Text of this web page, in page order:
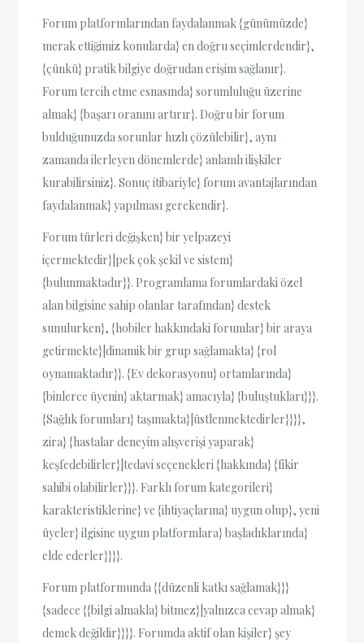
Forum platformlarından faydalanmak {günümüzde}
merak ettiğimiz konularda} en doğru seçimlerdendir},
{çünkü} pratik bilgiye doğrudan erişim sağlanır}.
Forum tercih etme esnasında} sorumluluğu üzerine
almak} {başarı oranını artırır}. Doğru bir forum
bulduğunuzda sorunlar hızlı çözülebilir}, aynı
zamanda ilerleyen dönemlerde} anlamlı ilişkiler
kurabilirsiniz}. Sonuç itibariyle} forum avantajlarından
faydalanmak} yapılması gerekendir}.
Forum türleri değişken} bir yelpazeyi
içermektedir}|pek çok şekil ve sistem}
{bulunmaktadır}}. Programlama forumlardaki özel
alan bilgisine sahip olanlar tarafından} destek
sunulurken}, {hobiler hakkındaki forumlar} bir araya
getirmekte}|dinamik bir grup sağlamakta} {rol
oynamaktadır}}. {Ev dekorasyonu} ortamlarında}
{binlerce üyenin} aktarmak} amacıyla} {buluştukları}}}.
{Sağlık forumları} taşımakta}|üstlenmektedirler}}}},
zira} {hastalar deneyim alışverişi yaparak}
keşfedebilirler}|tedavi seçenekleri {hakkında} {fikir
sahibi olabilirler}}}. Farklı forum kategorileri}
karakteristiklerine} ve {ihtiyaçlarına} uygun olup}, yeni
üyeler} ilgisine uygun platformlara} başladıklarında}
elde ederler}}}}.
Forum platformunda {{düzenli katkı sağlamak}}}
{sadece {{bilgi almakla} bitmez}|yalnızca cevap almak}
demek değildir}}}}. Forumda aktif olan kişiler} şey